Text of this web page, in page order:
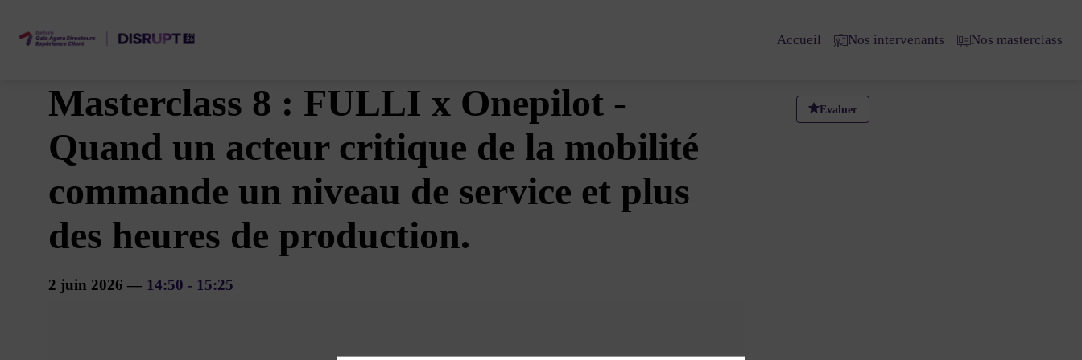
Accueil Nos intervenants Nos masterclass
Evaluer
Masterclass 8 : FULLI x Onepilot -
Quand un acteur critique de la mobilité
commande un niveau de service et plus
des heures de production.
2 juin 2026 — 14:50 - 15:25